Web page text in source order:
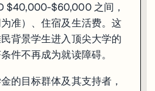
$40,000-$60,000 之间，
准）、住宿及生活费。这
背景学生进入顶尖大学的
件不再成为就读障碍。
的目标群体及其支持者，